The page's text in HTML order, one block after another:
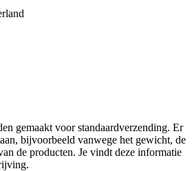
gemaakt voor standaardverzending. Er
bijvoorbeeld vanwege het gewicht, de
de producten. Je vindt deze informatie